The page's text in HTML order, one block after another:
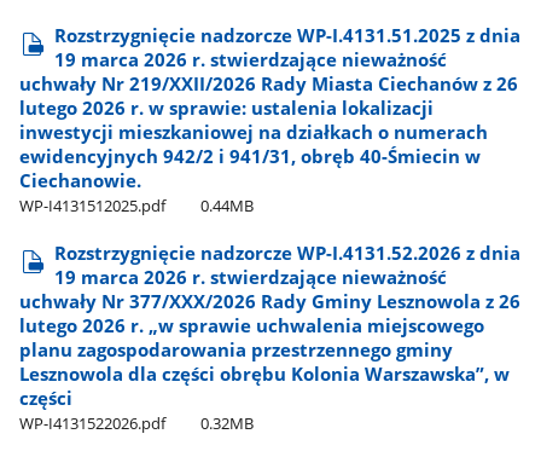
Rozstrzygnięcie nadzorcze WP-I.4131.51.2025 z dnia
19 marca 2026 r. stwierdzające nieważność
uchwały Nr 219/XXII/2026 Rady Miasta Ciechanów z 26
lutego 2026 r. w sprawie: ustalenia lokalizacji
inwestycji mieszkaniowej na działkach o numerach
ewidencyjnych 942/2 i 941/31, obręb 40-Śmiecin w
Ciechanowie.
WP-I4131512025.pdf 0.44MB
Rozstrzygnięcie nadzorcze WP-I.4131.52.2026 z dnia
19 marca 2026 r. stwierdzające nieważność
uchwały Nr 377/XXX/2026 Rady Gminy Lesznowola z 26
lutego 2026 r. „w sprawie uchwalenia miejscowego
planu zagospodarowania przestrzennego gminy
Lesznowola dla części obrębu Kolonia Warszawska”, w
części
WP-I4131522026.pdf 0.32MB